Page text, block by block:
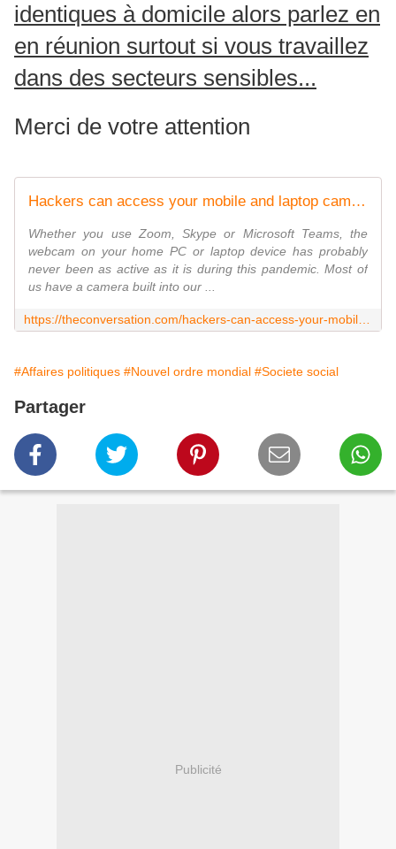
identiques à domicile alors parlez en
en réunion surtout si vous travaillez
dans des secteurs sensibles...
Merci de votre attention
Hackers can access your mobile and laptop cameras and record you - cover them up now
Whether you use Zoom, Skype or Microsoft Teams, the
webcam on your home PC or laptop device has probably
never been as active as it is during this pandemic. Most of
us have a camera built into our ...
#Affaires politiques #Nouvel ordre mondial #Societe social
Partager
Publicité